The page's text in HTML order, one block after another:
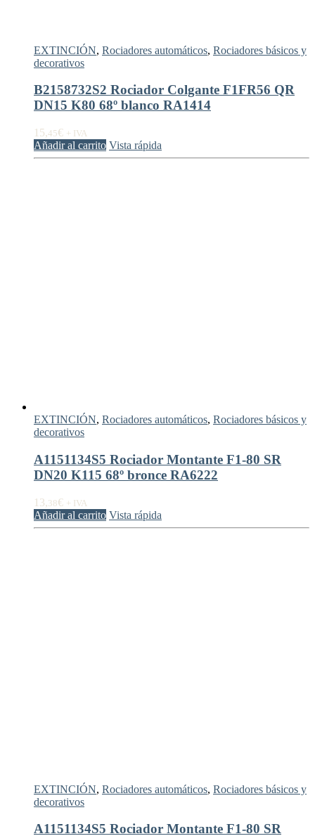
EXTINCIÓN, Rociadores automáticos, Rociadores básicos y
decorativos
B2158732S2 Rociador Colgante F1FR56 QR
DN15 K80 68º blanco RA1414
15,45€ + IVA
Añadir al carrito Vista rápida
EXTINCIÓN, Rociadores automáticos, Rociadores básicos y
decorativos
A1151134S5 Rociador Montante F1-80 SR
DN20 K115 68º bronce RA6222
13,38€ + IVA
Añadir al carrito Vista rápida
EXTINCIÓN, Rociadores automáticos, Rociadores básicos y
decorativos
A1151134S5 Rociador Montante F1-80 SR